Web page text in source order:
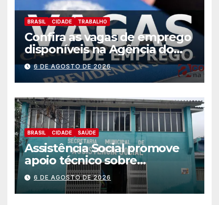
BRASIL CIDADE TRABALHO
Confira as vagas de emprego
disponíveis na Agência do
Trabalhador
6 DE AGOSTO DE 2026
BRASIL CIDADE SAÚDE
Assistência Social promove
apoio técnico sobre
preparação e resposta a
situações de emergência e
calamidade pública
6 DE AGOSTO DE 2026